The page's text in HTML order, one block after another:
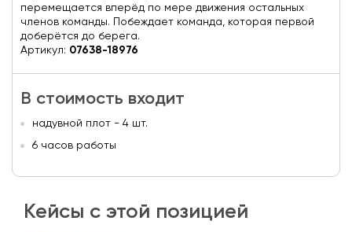
перемещается вперёд по мере движения остальных
членов команды. Побеждает команда, которая первой
доберётся до берега.
Артикул: 07638-18976
В стоимость входит
надувной плот - 4 шт.
6 часов работы
Кейсы с этой позицией